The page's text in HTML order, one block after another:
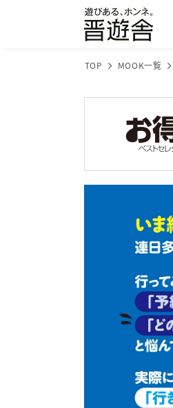
TOP MOOK一覧